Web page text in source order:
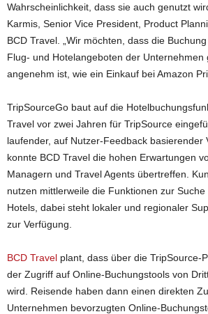
Wahrscheinlichkeit, dass sie auch genutzt
Karmis, Senior Vice President, Product
BCD Travel. „Wir möchten, dass die
Flug- und Hotelangeboten der Unternehmen
angenehm ist, wie ein Einkauf bei Amazon
TripSourceGo baut auf die
Travel vor zwei Jahren für TripSource
laufender, auf Nutzer-Feedback basierender
konnte BCD Travel die hohen Erwartungen
Managern und Travel Agents übertreffen.
nutzen mittlerweile die Funktionen zur
Hotels, dabei steht lokaler und regionaler
zur Verfügung.
BCD Travel plant, dass über die TripSource-
der Zugriff auf Online-Buchungstools von
wird. Reisende haben dann einen direkten
Unternehmen bevorzugten Online-